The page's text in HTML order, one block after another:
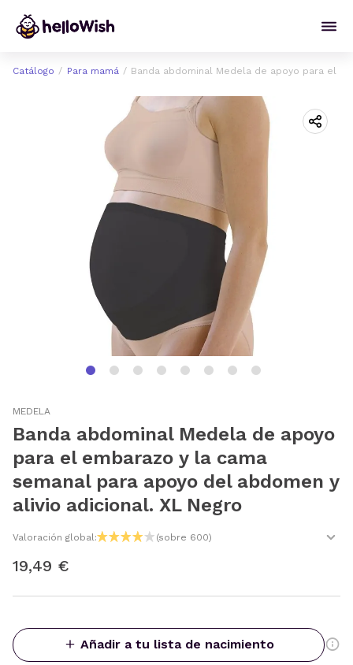
Catálogo Para mamá Banda abdominal Medela de apoyo para el
MEDELA
Banda abdominal Medela de apoyo
para el embarazo y la cama
semanal para apoyo del abdomen y
alivio adicional. XL Negro
Valoración global: (sobre 600)
19,49 €
Añadir a tu lista de nacimiento